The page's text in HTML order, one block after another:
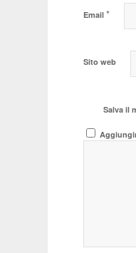
Email*
Sito web
Salva il